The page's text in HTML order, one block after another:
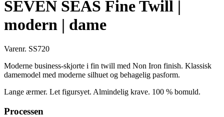
SEVEN SEAS Fine Twill |
modern | dame
Varenr. SS720
Moderne business-skjorte i fin twill med Non Iron finish. Klassisk
damemodel med moderne silhuet og behagelig pasform.
Lange ærmer. Let figursyet. Almindelig krave. 100 % bomuld.
Processen